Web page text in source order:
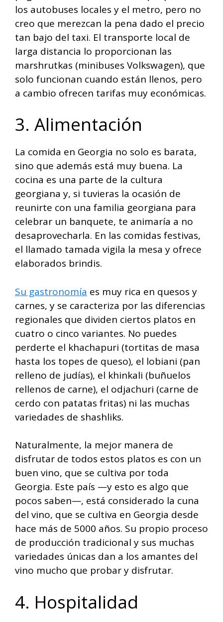
los autobuses locales y el metro, pero no
creo que merezcan la pena dado el precio
tan bajo del taxi. El transporte local de
larga distancia lo proporcionan las
marshrutkas (minibuses Volkswagen), que
solo funcionan cuando están llenos, pero
a cambio ofrecen tarifas muy económicas.
3. Alimentación
La comida en Georgia no solo es barata,
sino que además está muy buena. La
cocina es una parte de la cultura
georgiana y, si tuvieras la ocasión de
reunirte con una familia georgiana para
celebrar un banquete, te animaría a no
desaprovecharla. En las comidas festivas,
el llamado tamada vigila la mesa y ofrece
elaborados brindis.
Su gastronomía es muy rica en quesos y
carnes, y se caracteriza por las diferencias
regionales que dividen ciertos platos en
cuatro o cinco variantes. No puedes
perderte el khachapuri (tortitas de masa
hasta los topes de queso), el lobiani (pan
relleno de judías), el khinkali (buñuelos
rellenos de carne), el odjachuri (carne de
cerdo con patatas fritas) ni las muchas
variedades de shashliks.
Naturalmente, la mejor manera de
disfrutar de todos estos platos es con un
buen vino, que se cultiva por toda
Georgia. Este país —y esto es algo que
pocos saben—, está considerado la cuna
del vino, que se cultiva en Georgia desde
hace más de 5000 años. Su propio proceso
de producción tradicional y sus muchas
variedades únicas dan a los amantes del
vino mucho que probar y disfrutar.
4. Hospitalidad